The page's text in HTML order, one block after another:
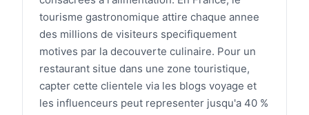
tourisme gastronomique attire chaque annee
des millions de visiteurs specifiquement
motives par la decouverte culinaire. Pour un
restaurant situe dans une zone touristique,
capter cette clientele via les blogs voyage et
les influenceurs peut representer jusqu'a 40 %